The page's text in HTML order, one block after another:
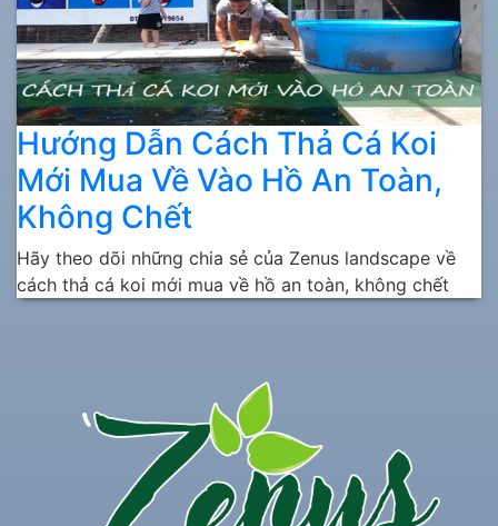
Hướng Dẫn Cách Thả Cá Koi
Mới Mua Về Vào Hồ An Toàn,
Không Chết
Hãy theo dõi những chia sẻ của Zenus landscape về
cách thả cá koi mới mua về hồ an toàn, không chết